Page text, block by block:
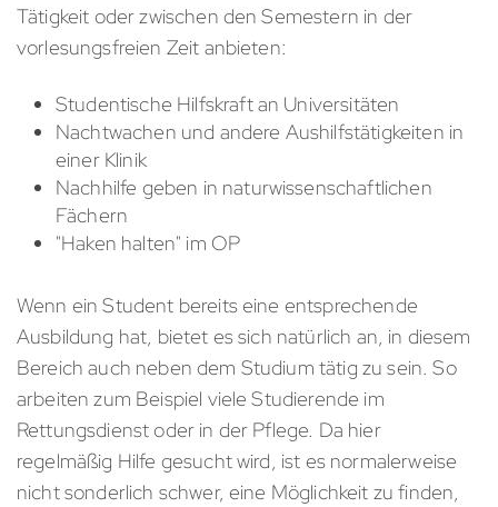
Tätigkeit oder zwischen den Semestern in der
vorlesungsfreien Zeit anbieten:
Studentische Hilfskraft an Universitäten
Nachtwachen und andere Aushilfstätigkeiten in
einer Klinik
Nachhilfe geben in naturwissenschaftlichen
Fächern
"Haken halten" im OP
Wenn ein Student bereits eine entsprechende
Ausbildung hat, bietet es sich natürlich an, in diesem
Bereich auch neben dem Studium tätig zu sein. So
arbeiten zum Beispiel viele Studierende im
Rettungsdienst oder in der Pflege. Da hier
regelmäßig Hilfe gesucht wird, ist es normalerweise
nicht sonderlich schwer, eine Möglichkeit zu finden,